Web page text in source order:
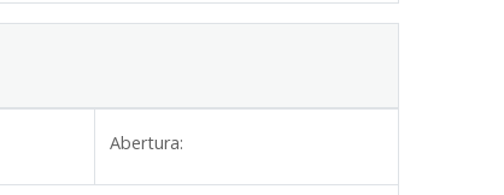
Abertura: